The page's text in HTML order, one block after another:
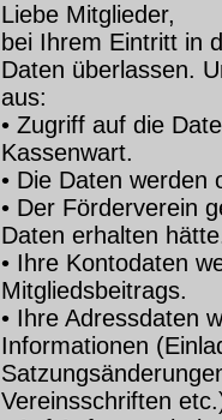
Liebe Mitglieder,
bei Ihrem Eintritt in
Daten überlassen.
aus:
• Zugriff auf die
Kassenwart.
• Die Daten werden
• Der Förderverein
Daten erhalten
• Ihre Kontodaten
Mitgliedsbeitrags.
• Ihre Adressdaten
Informationen
Vereinsschriften